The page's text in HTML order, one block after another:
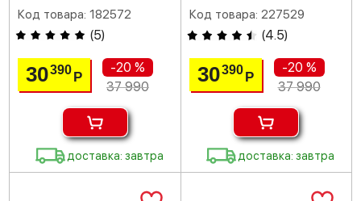
Код товара: 182572
(5)
30390Р
-20 %
37 990
доставка: завтра
Код товара: 227529
(4.5)
30390 Р
-20 %
37 990
доставка: завтра